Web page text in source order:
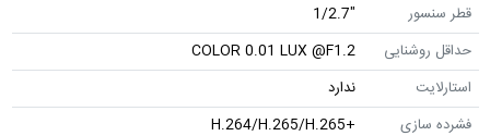
"1/2.7
COLOR 0.01 LUX @F1.2
+H.264/H.265/H.265